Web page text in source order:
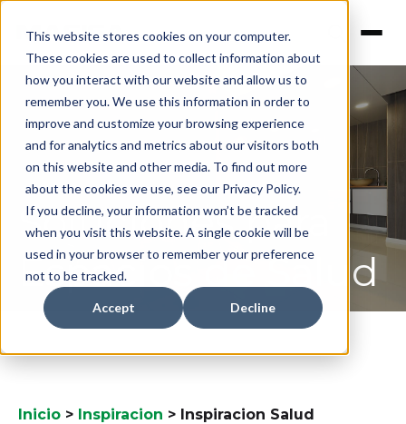
This website stores cookies on your computer.
These cookies are used to collect information about
how you interact with our website and allow us to
remember you. We use this information in order to
improve and customize your browsing experience
and for analytics and metrics about our visitors both
on this website and other media. To find out more
about the cookies we use, see our Privacy Policy.
If you decline, your information won’t be tracked
when you visit this website. A single cookie will be
used in your browser to remember your preference
not to be tracked.
Accept Decline
Soluciones para
Espacios de Salud
Inicio > Inspiracion > Inspiracion Salud